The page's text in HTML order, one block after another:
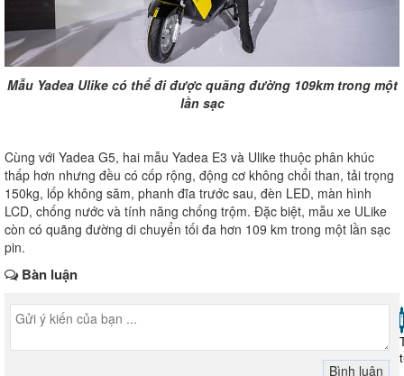
Mẫu Yadea Ulike có thể đi được quãng đường 109km trong một
lần sạc
Cùng với Yadea G5, hai mẫu Yadea E3 và Ulike thuộc phân khúc
thấp hơn nhưng đều có cốp rộng, động cơ không chổi than, tải trọng
150kg, lốp không săm, phanh đĩa trước sau, đèn LED, màn hình
LCD, chống nước và tính năng chống trộm. Đặc biệt, mẫu xe ULike
còn có quãng đường di chuyển tối đa hơn 109 km trong một lần sạc
pin.
Bàn luận